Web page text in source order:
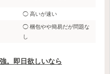
◯ 高いが速い
◯ 梱包やや簡易だが問題な
し
。即日欲しいなら